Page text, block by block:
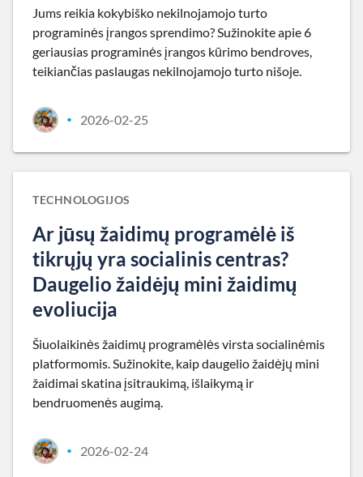
Jums reikia kokybiško nekilnojamojo turto
programinės įrangos sprendimo? Sužinokite apie 6
geriausias programinės įrangos kūrimo bendroves,
teikiančias paslaugas nekilnojamojo turto nišoje.
• 2026-02-25
TECHNOLOGIJOS
Ar jūsų žaidimų programėlė iš
tikrųjų yra socialinis centras?
Daugelio žaidėjų mini žaidimų
evoliucija
Šiuolaikinės žaidimų programėlės virsta socialinėmis
platformomis. Sužinokite, kaip daugelio žaidėjų mini
žaidimai skatina įsitraukimą, išlaikymą ir
bendruomenės augimą.
• 2026-02-24